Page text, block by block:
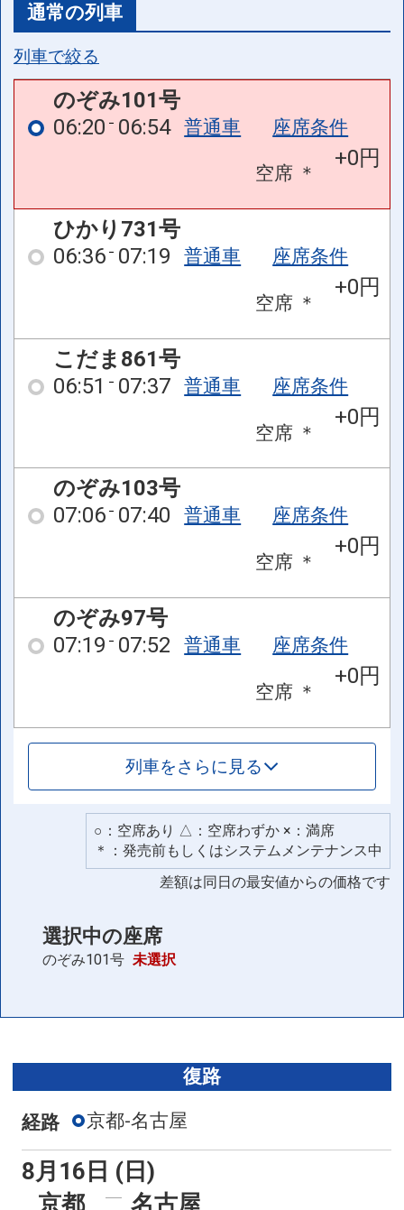
通常の列車
列車で絞る
のぞみ101号
06:20 06:54 普通車 座席条件
空席 ＊
+0円
ひかり731号
06:36 07:19 普通車 座席条件
空席 ＊
+0円
こだま861号
06:51
07:37 普通車 座席条件
空席 ＊
+0円
のぞみ103号
07:06 07:40 普通車 座席条件
空席 ＊
+0円
のぞみ97号
07:19 07:52 普通車 座席条件
空席 ＊
+0円
列車をさらに見る
○：空席あり △：空席わずか ×：満席
＊：発売前もしくはシステムメンテナンス中
差額は同日の最安値からの価格です
選択中の座席
のぞみ101号 未選択
復路
経路 京都-名古屋
8月16日 (日)
京都
名古屋